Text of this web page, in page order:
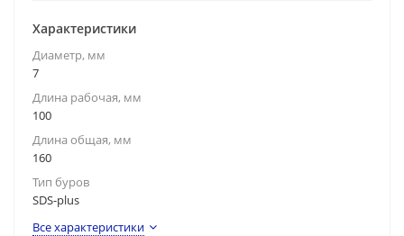
Характеристики
Диаметр, мм
7
Длина рабочая, мм
100
Длина общая, мм
160
Тип буров
SDS-plus
Все характеристики